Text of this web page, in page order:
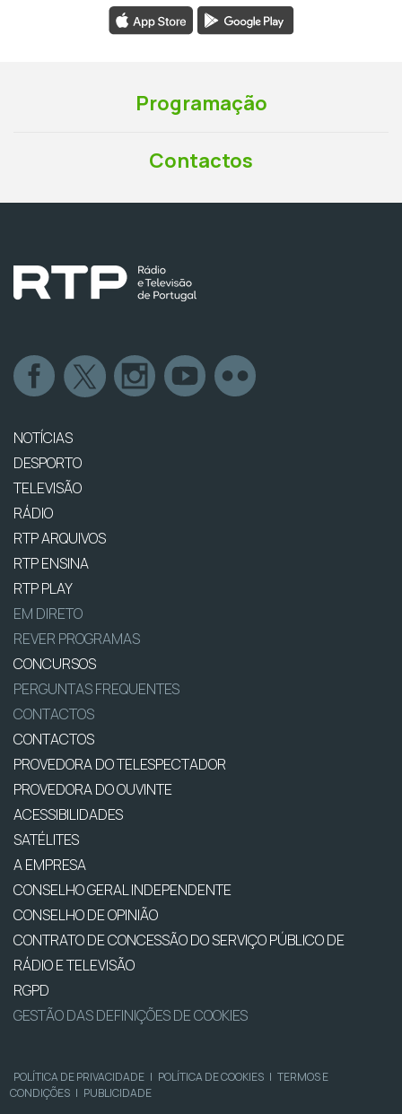
Programação
Contactos
NOTÍCIAS
DESPORTO
TELEVISÃO
RÁDIO
RTP ARQUIVOS
RTP ENSINA
RTP PLAY
EM DIRETO
REVER PROGRAMAS
CONCURSOS
PERGUNTAS FREQUENTES
CONTACTOS
CONTACTOS
PROVEDORA DO TELESPECTADOR
PROVEDORA DO OUVINTE
ACESSIBILIDADES
SATÉLITES
A EMPRESA
CONSELHO GERAL INDEPENDENTE
CONSELHO DE OPINIÃO
CONTRATO DE CONCESSÃO DO SERVIÇO PÚBLICO DE
RÁDIO E TELEVISÃO
RGPD
GESTÃO DAS DEFINIÇÕES DE COOKIES
POLÍTICA DE PRIVACIDADE | POLÍTICA DE COOKIES | TERMOS E
CONDIÇÕES | PUBLICIDADE